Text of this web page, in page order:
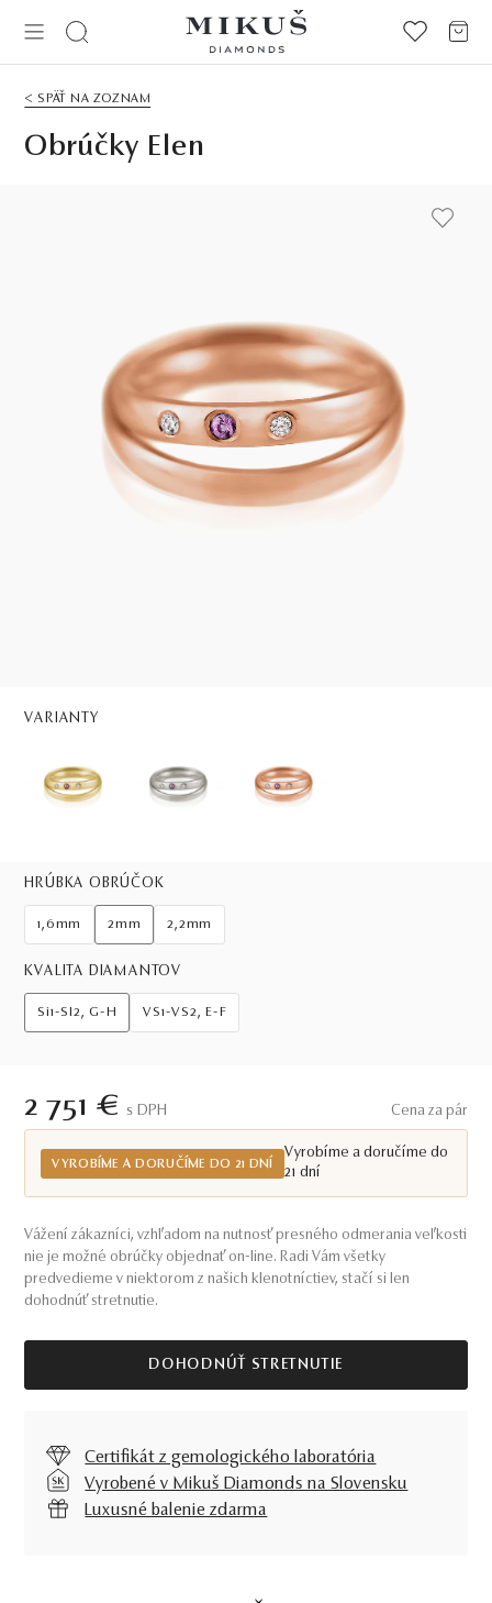
< SPÄŤ NA ZOZNAM
Obrúčky Elen
VARIANTY
HRÚBKA OBRÚČOK
1,6mm 2mm 2,2mm
KVALITA DIAMANTOV
Si1-SI2, G-H VS1-VS2, E-F
2 751 € S DPH Cena za pár
VYROBÍME A DORUČÍME DO 21 DNÍ
Vyrobíme a doručíme do
21 dní
Vážení zákazníci, vzhľadom na nutnosť presného odmerania veľkosti
nie je možné obrúčky objednať on-line. Radi Vám všetky
predvedieme v niektorom z našich klenotníctiev, stačí si len
dohodnúť stretnutie.
DOHODNÚŤ STRETNUTIE
Certifikát z gemologického laboratória
Vyrobené v Mikuš Diamonds na Slovensku
Luxusné balenie zdarma